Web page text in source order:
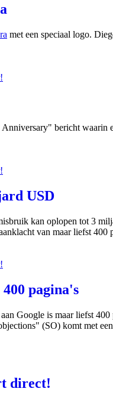
met een speciaal logo.
bericht
USD
kan oplopen tot 3
van maar liefst 400
pagina's
Google is maar liefst
(SO) komt met
direct!